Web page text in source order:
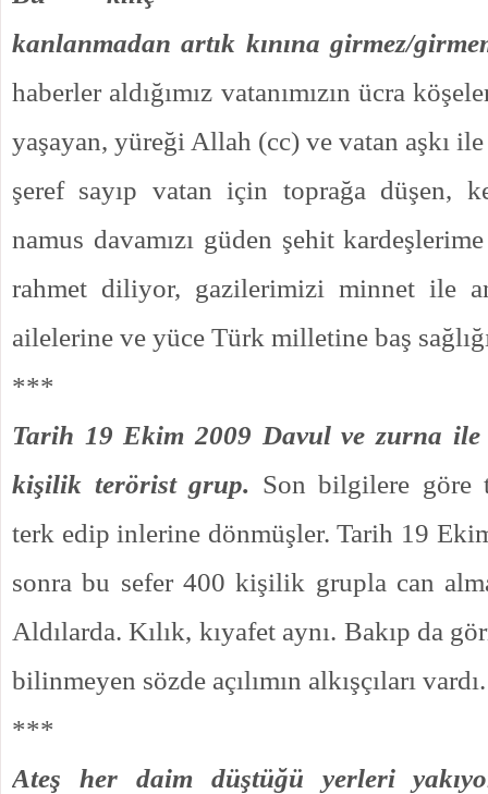
kanlanmadan artık kınına girmez/
haberler aldığımız vatanımızın ücra
yaşayan, yüreği Allah (cc) ve vatan aşkı
şeref sayıp vatan için toprağa düşen,
namus davamızı güden şehit
rahmet diliyor, gazilerimizi minnet ile
ailelerine ve yüce Türk milletine baş
***
Tarih 19 Ekim 2009 Davul ve zurna ile
kişilik terörist grup. Son bilgilere göre
terk edip inlerine dönmüşler. Tarih 19
sonra bu sefer 400 kişilik grupla can
Aldılarda. Kılık, kıyafet aynı. Bakıp da
bilinmeyen sözde açılımın alkışçıları
***
Ateş her daim düştüğü yerleri